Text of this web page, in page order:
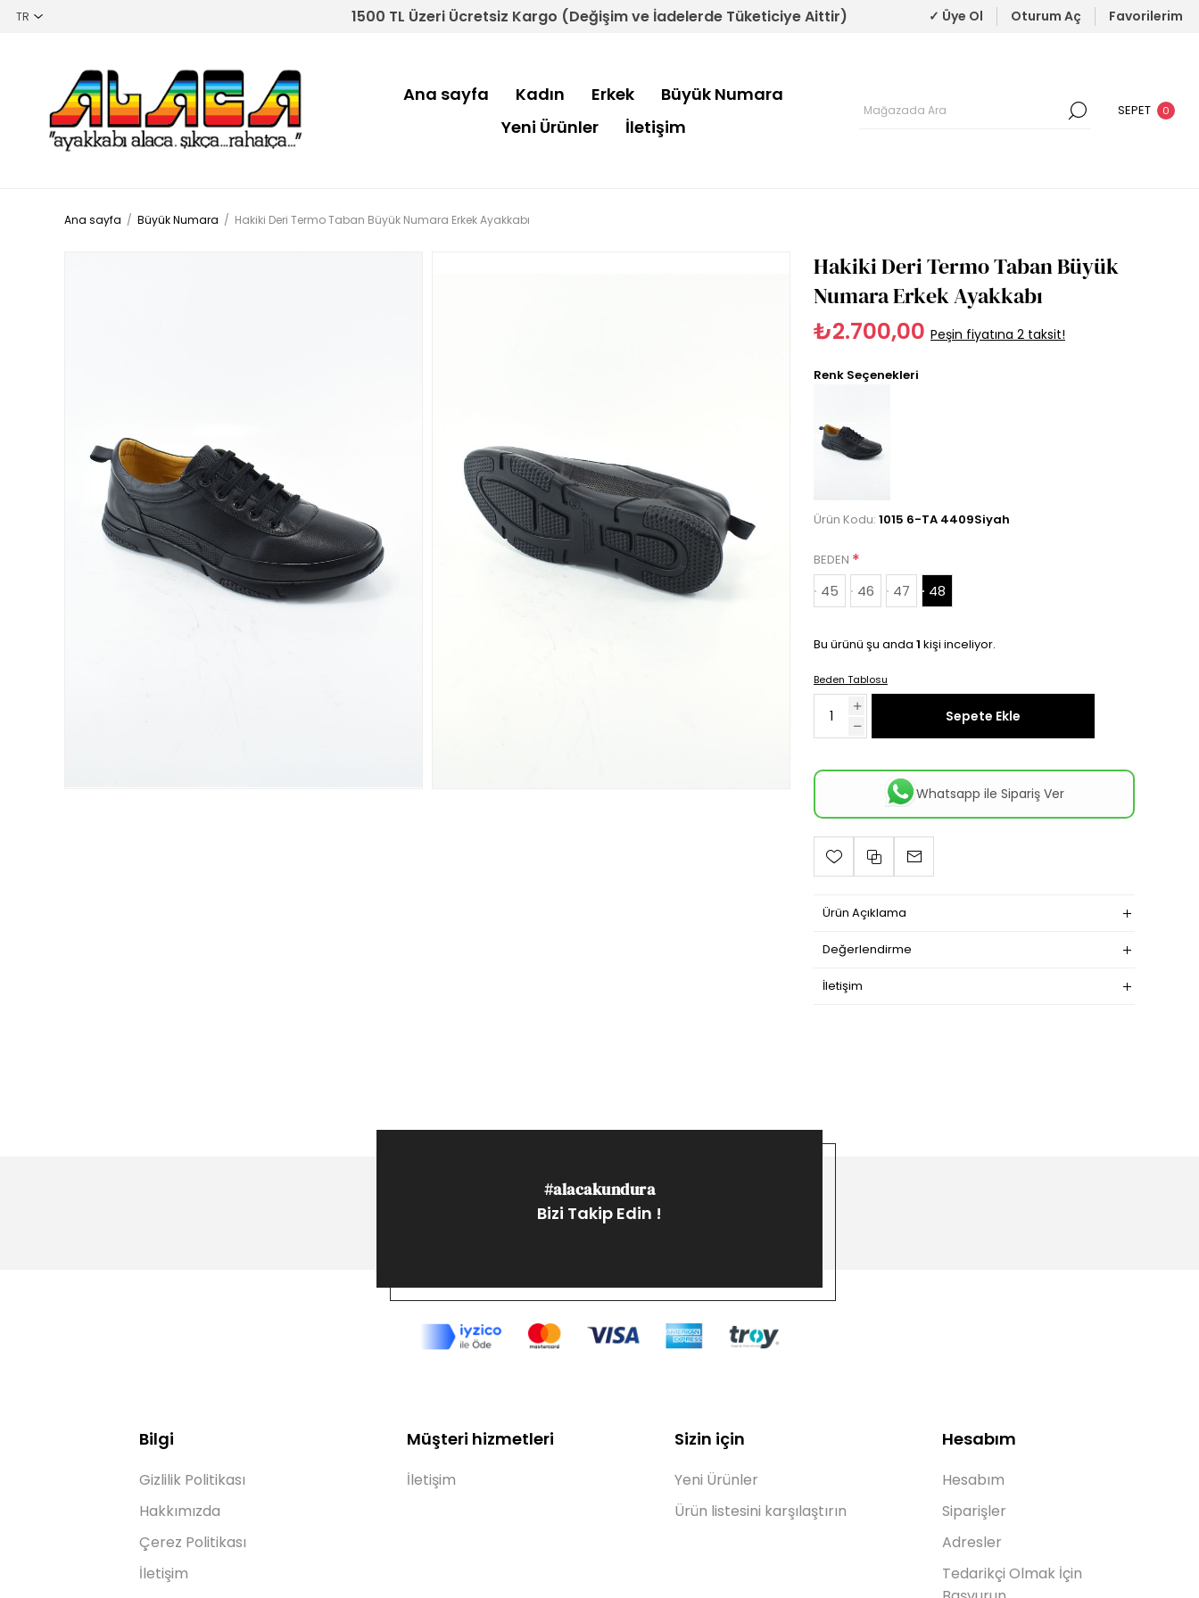
1500 TL Üzeri Ücretsiz Kargo (Değişim ve İadelerde Tüketiciye Aittir) ✓ Üye Ol Oturum Aç Favorilerim
Ana sayfa Kadın Erkek
Büyük Numara
Yeni Ürünler
İletişim
SEPET 0
Ana sayfa / Büyük Numara / Hakiki Deri Termo Taban Büyük Numara Erkek Ayakkabı
Hakiki Deri Termo Taban Büyük
Numara Erkek Ayakkabı
₺2.700,00 Peşin fiyatına 2 taksit!
Renk Seçenekleri
Ürün Kodu: 1015 6-TA 4409Siyah
BEDEN *
45 46 47 48
Bu ürünü şu anda 1 kişi inceliyor.
Beden Tablosu
Sepete Ekle
Whatsapp ile Sipariş Ver
Ürün Açıklama
Değerlendirme
İletişim
#alacakundura
Bizi Takip Edin !
Bilgi
Gizlilik Politikası
Hakkımızda
Çerez Politikası
İletişim
Müşteri hizmetleri
İletişim
Sizin için
Yeni Ürünler
Ürün listesini karşılaştırın
Hesabım
Hesabım
Siparişler
Adresler
Tedarikçi Olmak İçin